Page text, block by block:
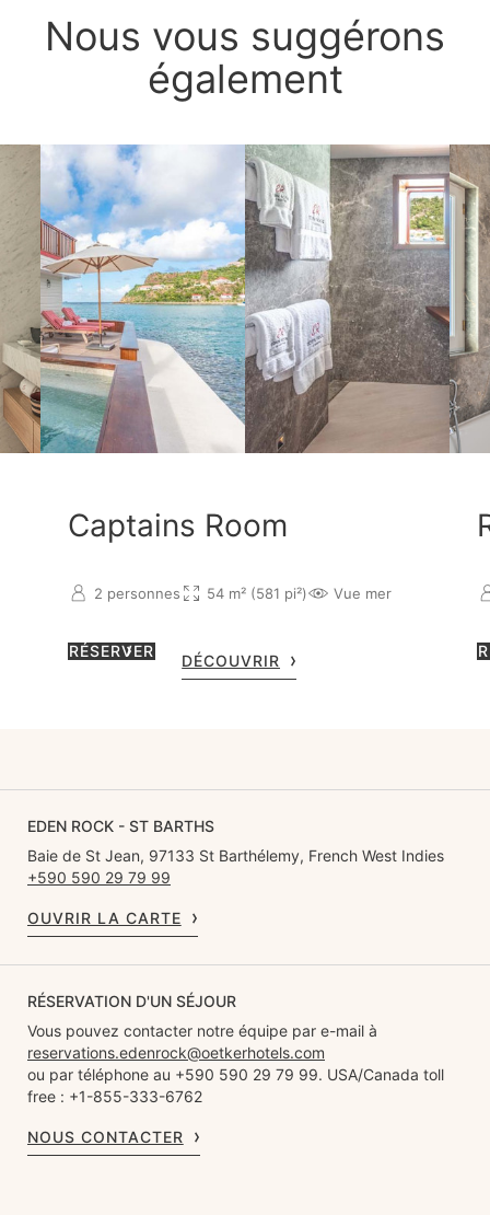
Nous vous suggérons
également
Captains Room
2 personnes 54 m² (581 pi²) Vue mer
RÉSERVER
DÉCOUVRIR
EDEN ROCK - ST BARTHS
Baie de St Jean, 97133 St Barthélemy, French West Indies
+590 590 29 79 99
OUVRIR LA CARTE
RÉSERVATION D'UN SÉJOUR
Vous pouvez contacter notre équipe par e-mail à
reservations.edenrock@oetkerhotels.com
ou par téléphone au +590 590 29 79 99. USA/Canada toll
free : +1-855-333-6762
NOUS CONTACTER